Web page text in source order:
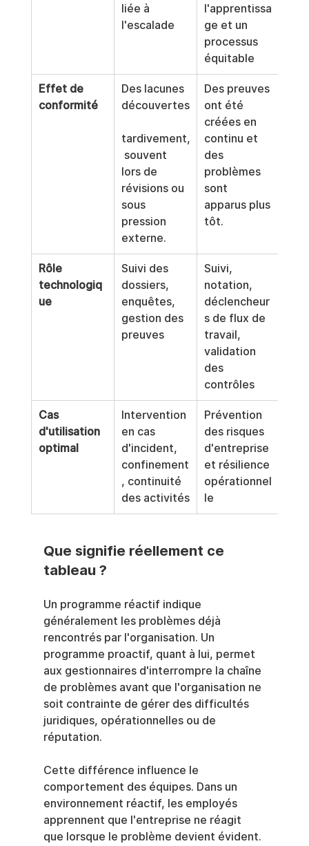
liée à
l'escalade
l'apprentissa
ge et un
processus
équitable
Effet de
conformité
Des lacunes
découvertes
tardivement,
souvent
lors de
révisions ou
sous
pression
externe.
Des preuves
ont été
créées en
continu et
des
problèmes
sont
apparus plus
tôt.
Rôle
technologiq
ue
Suivi des
dossiers,
enquêtes,
gestion des
preuves
Suivi,
notation,
déclencheur
s de flux de
travail,
validation
des
contrôles
Cas
d'utilisation
optimal
Intervention
en cas
d'incident,
confinement
, continuité
des activités
Prévention
des risques
d'entreprise
et résilience
opérationnel
le
Que signifie réellement ce
tableau ?
Un programme réactif indique
généralement les problèmes déjà
rencontrés par l'organisation. Un
programme proactif, quant à lui, permet
aux gestionnaires d'interrompre la chaîne
de problèmes avant que l'organisation ne
soit contrainte de gérer des difficultés
juridiques, opérationnelles ou de
réputation.
Cette différence influence le
comportement des équipes. Dans un
environnement réactif, les employés
apprennent que l'entreprise ne réagit
que lorsque le problème devient évident.